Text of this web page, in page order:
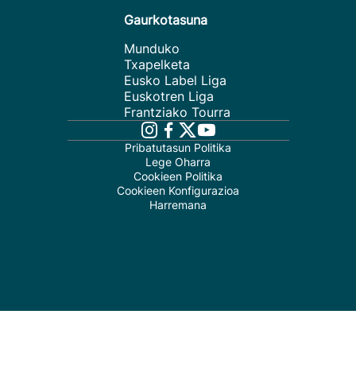
Gaurkotasuna
Munduko
Txapelketa
Eusko Label Liga
Euskotren Liga
Frantziako Tourra
Pribatutasun Politika
Lege Oharra
Cookieen Politika
Cookieen Konfigurazioa
Harremana